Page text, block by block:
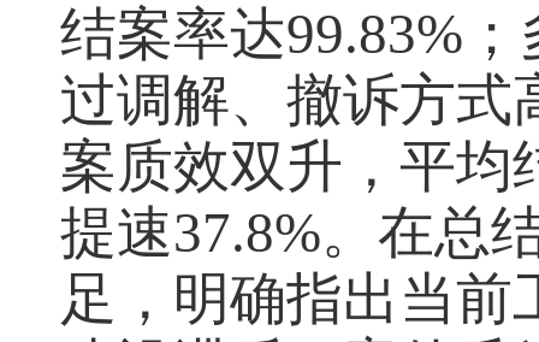
结案率达99.83%
过调解、撤诉方式
案质效双升，平均
提速37.8%。在总
足，明确指出当